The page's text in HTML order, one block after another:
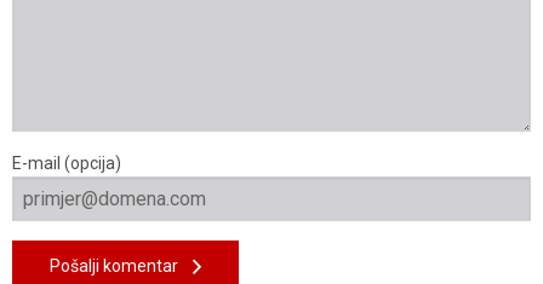
E-mail (opcija)
Pošalji komentar